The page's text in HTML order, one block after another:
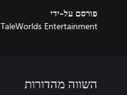
פורסם על-ידי
TaleWorlds Entertainment
השווה מהדורות